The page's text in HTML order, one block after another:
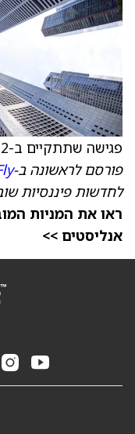
פגישה שתתקיים ב-12 בינואר, במעמד Oppenheimer.
פורסם לראשונה ב-
לחדשות פיננסיות
ראו את המניות
אנליסטים >>